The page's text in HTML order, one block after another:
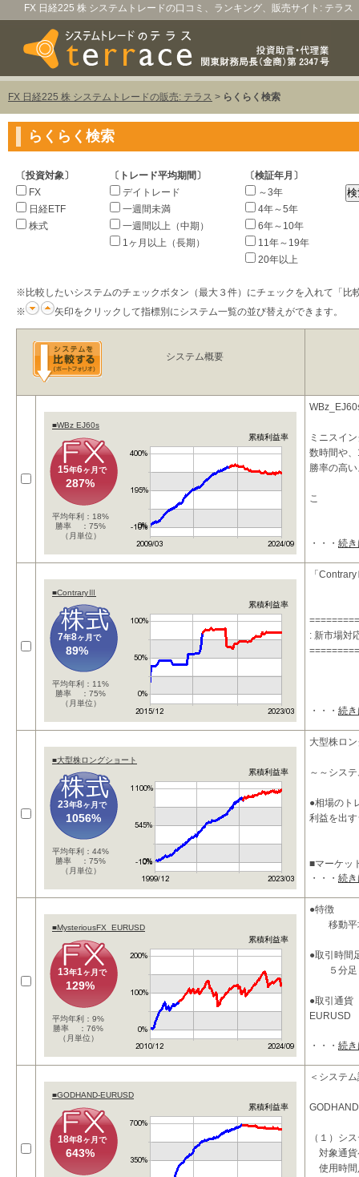
FX 日経225 株 システムトレードの口コミ、ランキング、販売サイト: テラス
FX 日経225 株 システムトレードの販売: テラス > らくらく検索
らくらく検索
〔投資対象〕
FX
日経ETF
株式
〔トレード平均期間〕
デイトレード
一週間未満
一週間以上（中期）
1ヶ月以上（長期）
〔検証年月〕
～3年
4年～5年
6年～10年
11年～19年
20年以上
※比較したいシステムのチェックボタン（最大３件）にチェックを入れて「比
※
矢印をクリックして指標別にシステム一覧の並び替えができます。
システム概要
■WBz EJ60s
累積利益率
15年6ヶ月で
287%
平均年利：18%
勝率 ：75%
（月単位）
ミニスイ
数時間や
勝率の高
こ
・・・ 続
■ContraryⅢ
累積利益率
7年8ヶ月で
89%
平均年利：11%
勝率 ：75%
（月単位）
「
: 新市場対
・・・ 続
■大型株ロングショート
累積利益率
23年8ヶ月で
1056%
平均年利：44%
勝率 ：75%
（月単位）
大型株ロ
～～シス
●相場のト
利益を出
■マーケッ
・・・ 続
■MysteriousFX_EURUSD
累積利益率
13年1ヶ月で
129%
平均年利：9%
勝率 ：76%
（月単位）
●特徴
移動平均
●取引時間
５分足
●取引通貨
EURUSD
●パラメー
・・・ 続
■GODHAND-EURUSD
累積利益率
18年8ヶ月で
643%
＜システ
（１）シ
対象通
使用